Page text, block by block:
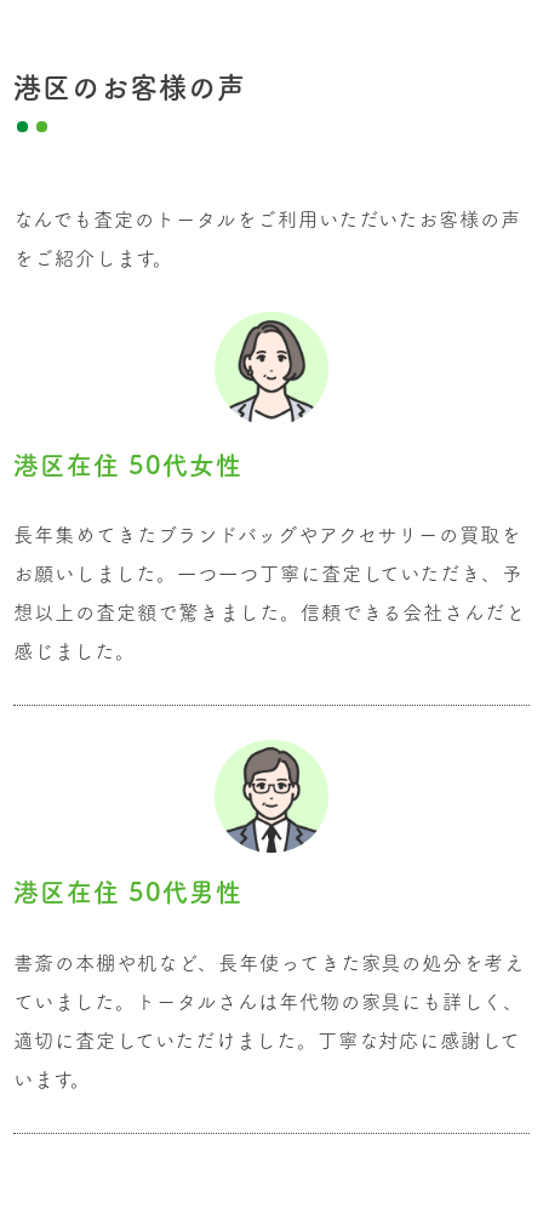
港区のお客様の声
なんでも査定のトータルをご利用いただいたお客様の声
をご紹介します。
港区在住 50代女性
長年集めてきたブランドバッグやアクセサリーの買取を
お願いしました。一つ一つ丁寧に査定していただき、予
想以上の査定額で驚きました。信頼できる会社さんだと
感じました。
港区在住 50代男性
書斎の本棚や机など、長年使ってきた家具の処分を考え
ていました。トータルさんは年代物の家具にも詳しく、
適切に査定していただけました。丁寧な対応に感謝して
います。